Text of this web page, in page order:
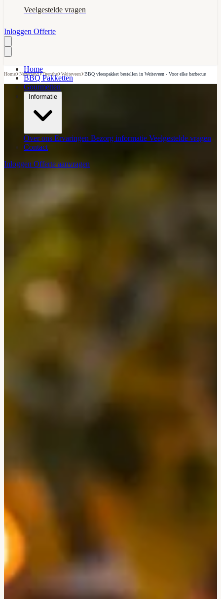
Veelgestelde vragen
Inloggen Offerte
Home
BBQ Pakketten
Gourmetten
Informatie
Over ons Ervaringen Bezorg informatie Veelgestelde vragen
Contact
Inloggen Offerte aanvragen
Home›Nederland›Drenthe›Weiteveen›BBQ vleespakket bestellen in Weiteveen - Voor elke barbecue